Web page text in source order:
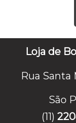
Loja de
Rua Santa
São
(11)